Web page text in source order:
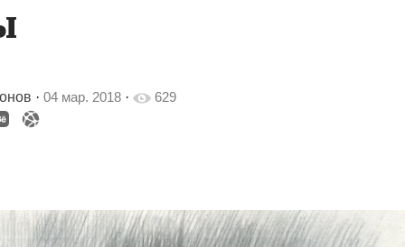
· 04 мар. 2018· 629